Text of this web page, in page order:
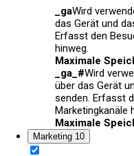
_gaWird
das Gerät und
Erfasst den
hinweg.
Maximale
_ga_#Wird
über das Gerät
senden. Erfasst
Marketingkanäle
Maximale
Marketing 10